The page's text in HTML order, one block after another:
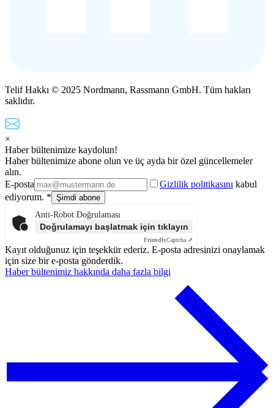
Telif Hakkı © 2025 Nordmann, Rassmann GmbH. Tüm hakları
saklıdır.
×
Haber bültenimize kaydolun!
Haber bültenimize abone olun ve üç ayda bir özel güncellemeler
alın.
E-posta
Gizlilik politikasını kabul
ediyorum. *
Anti-Robot Doğrulaması
Doğrulamayı başlatmak için tıklayın
FriendlyCaptcha ⇗
Kayıt olduğunuz için teşekkür ederiz. E-posta adresinizi onaylamak
için size bir e-posta gönderdik.
Haber bültenimiz hakkında daha fazla bilgi